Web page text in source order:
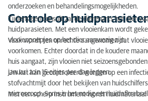
onderzoeken en behandelingsmogelijkheden.
Controle op
Tijdens een consult zal de dierenarts het dier
huidparasieten. Met een vlooienkam wordt
vlooienpoepjes op het dier aanwezig zijn.
Vaak wordt ten onrechte aangenomen dat
voorkomen. Echter doordat in de koudere
huis aangaat, zijn vlooien niet
januari zo'n 15 eitjes per dag leggen.
Uw kat kan gecontroleerd worden op een
stofvachtmijt door het bekijken van
microscoop. Soms is het nodig een
Met een scherp instrument wordt huidmateriaal